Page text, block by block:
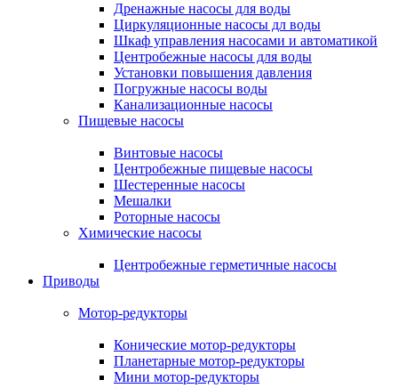
Дренажные насосы для воды
Циркуляционные насосы дл воды
Шкаф управления насосами и автоматикой
Центробежные насосы для воды
Установки повышения давления
Погружные насосы воды
Канализационные насосы
Пищевые насосы
Винтовые насосы
Центробежные пищевые насосы
Шестеренные насосы
Мешалки
Роторные насосы
Химические насосы
Центробежные герметичные насосы
Приводы
Мотор-редукторы
Конические мотор-редукторы
Планетарные мотор-редукторы
Мини мотор-редукторы